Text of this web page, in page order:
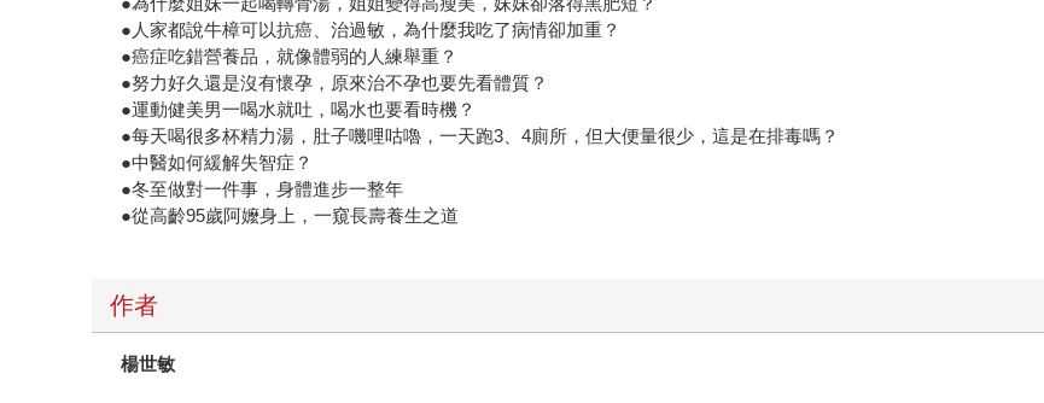
●人家都說牛樟可以抗癌、治過敏，為什麼我吃了病情卻加重？
●癌症吃錯營養品，就像體弱的人練舉重？
●努力好久還是沒有懷孕，原來治不孕也要先看體質？
●運動健美男一喝水就吐，喝水也要看時機？
●每天喝很多杯精力湯，肚子嘰哩咕嚕，一天跑3、4廁所，但大便量很少，這是在排毒嗎？
●中醫如何緩解失智症？
●冬至做對一件事，身體進步一整年
●從高齡95歲阿嬤身上，一窺長壽養生之道
作者
楊世敏